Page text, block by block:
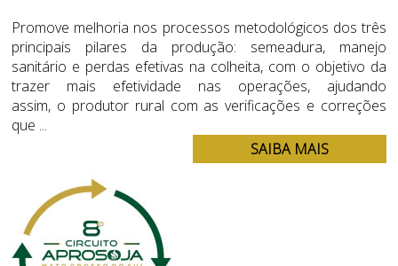
Promove melhoria nos processos metodológicos dos três
principais pilares da produção: semeadura, manejo
sanitário e perdas efetivas na colheita, com o objetivo da
trazer mais efetividade nas operações, ajudando
assim, o produtor rural com as verificações e correções
que ...
SAIBA MAIS